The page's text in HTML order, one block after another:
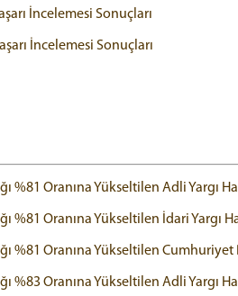
İncelemesi Sonuçları
İncelemesi Sonuçları
%81 Oranına Yükseltilen Adli Yargı
%81 Oranına Yükseltilen İdari Yargı
%81 Oranına Yükseltilen Cumhuriyet
%83 Oranına Yükseltilen Adli Yargı